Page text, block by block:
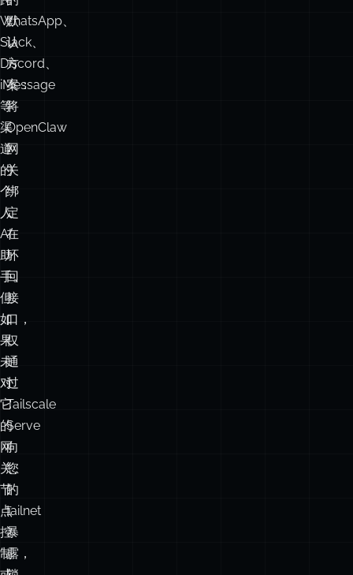
一
个
跨
WhatsApp、
Slack、
Discord、
iMessage
等
渠
道
的
个
人
AI
助
手。
但
如
果
未
对
它
的
网
关、
节
点
安
全
的
默
认
方
案：
将
OpenClaw
网
关
绑
定
在
环
回
接
口，
仅
通
过
Tailscale
Serve
向
您
的
tailnet